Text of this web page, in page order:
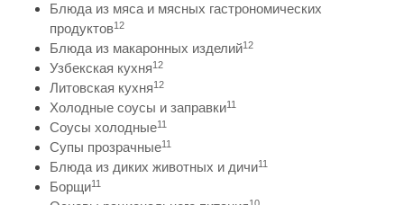
Блюда из мяса и мясных гастрономических
продуктов12
Блюда из макаронных изделий12
Узбекская кухня12
Литовская кухня12
Холодные соусы и заправки11
Соусы холодные11
Супы прозрачные11
Блюда из диких животных и дичи11
Борщи11